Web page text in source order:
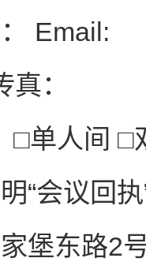
Email:
：
□单人间 □
“会议回执
堡东路2